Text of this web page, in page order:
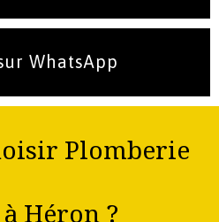
WhatsApp
Plomberie
Héron ?